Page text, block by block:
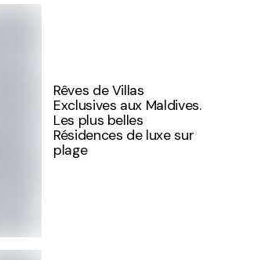
Rêves de Villas
Exclusives aux Maldives.
Les plus belles
Résidences de luxe sur
plage